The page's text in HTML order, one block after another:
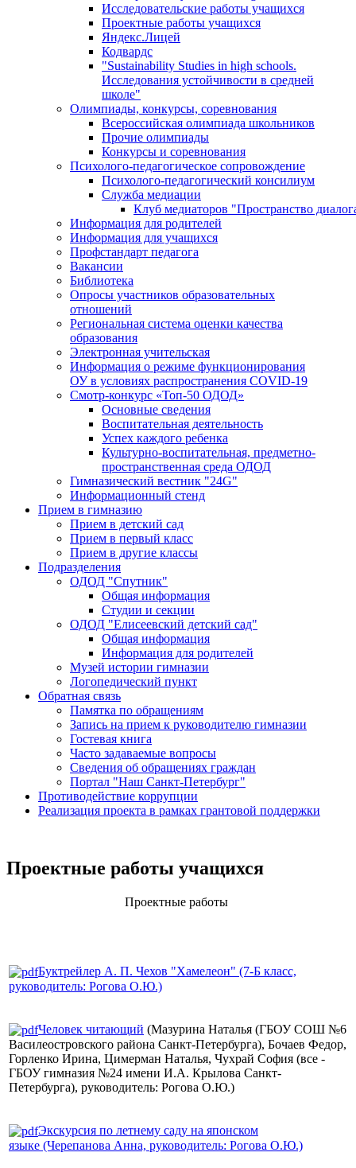
Исследовательские работы учащихся
Проектные работы учащихся
Яндекс.Лицей
Кодвардс
"Sustainability Studies in high schools.
Исследования устойчивости в средней
школе"
Олимпиады, конкурсы, соревнования
Всероссийская олимпиада школьников
Прочие олимпиады
Конкурсы и соревнования
Психолого-педагогическое сопровождение
Психолого-педагогический консилиум
Служба медиации
Клуб медиаторов "Пространство
Информация для родителей
Информация для учащихся
Профстандарт педагога
Вакансии
Библиотека
Опросы участников образовательных
отношений
Региональная система оценки качества
образования
Электронная учительская
Информация о режиме функционирования
ОУ в условиях распространения COVID-19
Смотр-конкурс «Топ-50 ОДОД»
Основные сведения
Воспитательная деятельность
Успех каждого ребенка
Культурно-воспитательная, предметно-
пространственная среда ОДОД
Гимназический вестник "24G"
Информационный стенд
Прием в гимназию
Прием в детский сад
Прием в первый класс
Прием в другие классы
Подразделения
ОДОД "Спутник"
Общая информация
Студии и секции
ОДОД "Елисеевский детский сад"
Общая информация
Информация для родителей
Музей истории гимназии
Логопедический пункт
Обратная связь
Памятка по обращениям
Запись на прием к руководителю гимназии
Гостевая книга
Часто задаваемые вопросы
Сведения об обращениях граждан
Портал "Наш Санкт-Петербург"
Противодействие коррупции
Реализация проекта в рамках грантовой поддержки
Проектные работы учащихся
Проектные работы
Буктрейлер А. П. Чехов "Хамелеон" (7-Б класс,
руководитель: Рогова О.Ю.)
Человек читающий (Мазурина Наталья (ГБОУ СОШ №6
Василеостровского района Санкт-Петербурга), Бочаев Федор,
Горленко Ирина, Цимерман Наталья, Чухрай София (все -
ГБОУ гимназия №24 имени И.А. Крылова Санкт-
Петербурга), руководитель: Рогова О.Ю.)
Экскурсия по летнему саду на японском
языке (Черепанова Анна, руководитель: Рогова О.Ю.)